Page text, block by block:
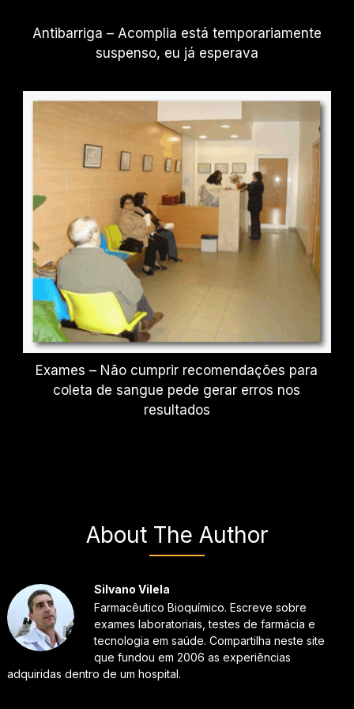
Antibarriga – Acomplia está temporariamente
suspenso, eu já esperava
Exames – Não cumprir recomendações para
coleta de sangue pede gerar erros nos
resultados
About The Author
Silvano Vilela
Farmacêutico Bioquímico. Escreve sobre
exames laboratoriais, testes de farmácia e
tecnologia em saúde. Compartilha neste site
que fundou em 2006 as experiências
adquiridas dentro de um hospital.